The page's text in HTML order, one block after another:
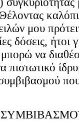
μου
δόσεις, ήτοι
να